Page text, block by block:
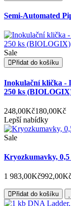
Semi-Automated
Sale
Přidat do košíku
Inokulační klička -
250 ks
248,00Kč180,00Kč
Lepší nabídky
Sale
Kryozkumavky,
1 983,00Kč
Přidat do košíku